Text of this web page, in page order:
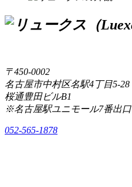
〒450-0002
名古屋市中村区名駅4丁目5-28
桜通豊田ビルB1
※名古屋駅ユニモール7番出口
052-565-1878